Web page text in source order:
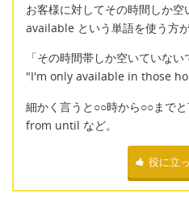
お客様に対してその時間しか
available という単語を使う方が
「その時間帯しか空いていない
"I'm only available in those
細かく言うと○○時から○○までと
from until など。
役に立